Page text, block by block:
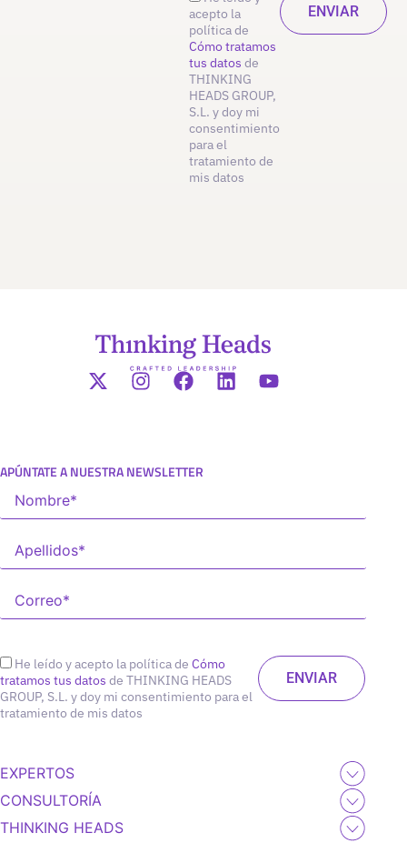
acepto la
política de
Cómo tratamos
tus datos de
THINKING
HEADS GROUP,
S.L. y doy mi
consentimiento
para el
tratamiento de
mis datos
APÚNTATE A NUESTRA NEWSLETTER
He leído y acepto la política de Cómo
tratamos tus datos de THINKING HEADS
GROUP, S.L. y doy mi consentimiento para el
tratamiento de mis datos
EXPERTOS
CONSULTORÍA
THINKING HEADS